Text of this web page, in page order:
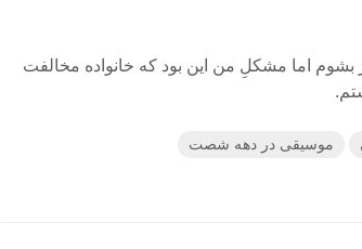
بشوم اما مشکلِ من این بود که خانواده مخالفت
موسیقی در دهه شصت